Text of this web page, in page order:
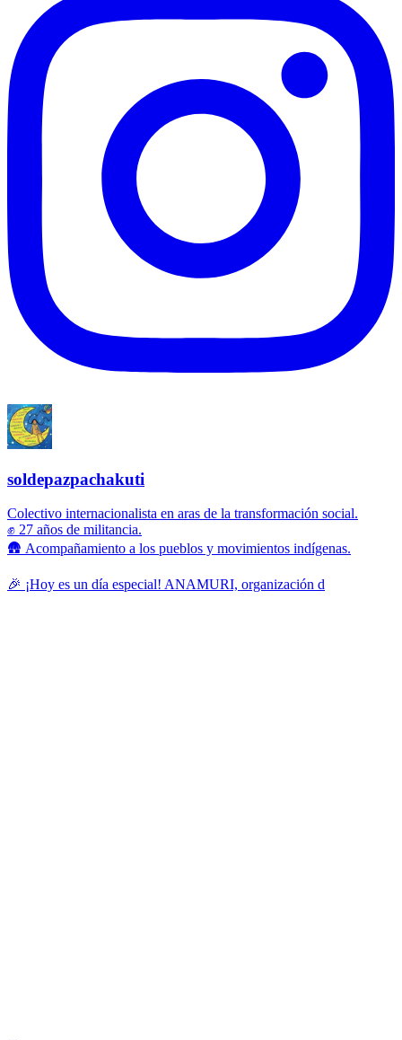
soldepazpachakuti
Colectivo internacionalista en aras de la transformación social.
✊ 27 años de militancia.
🛖 Acompañamiento a los pueblos y movimientos indígenas.
🎉 ¡Hoy es un día especial! ANAMURI, organización d